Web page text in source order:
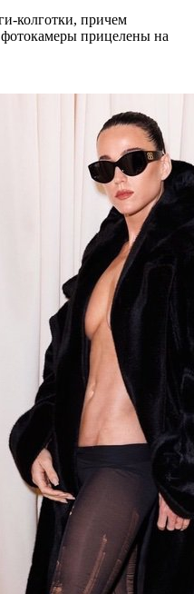
колготки, причем
прицелены на